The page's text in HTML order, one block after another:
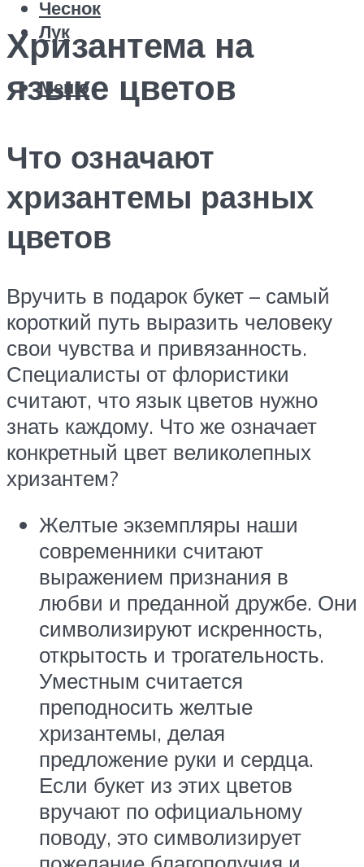
Чеснок
Лук
Меню
Хризантема на
языке цветов
Что означают
хризантемы разных
цветов
Вручить в подарок букет – самый
короткий путь выразить человеку
свои чувства и привязанность.
Специалисты от флористики
считают, что язык цветов нужно
знать каждому. Что же означает
конкретный цвет великолепных
хризантем?
Желтые экземпляры наши
современники считают
выражением признания в
любви и преданной дружбе. Они
символизируют искренность,
открытость и трогательность.
Уместным считается
преподносить желтые
хризантемы, делая
предложение руки и сердца.
Если букет из этих цветов
вручают по официальному
поводу, это символизирует